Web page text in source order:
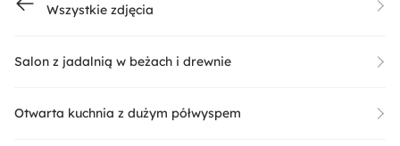
Wszystkie zdjęcia
Salon z jadalnią w beżach i drewnie
Otwarta kuchnia z dużym półwyspem